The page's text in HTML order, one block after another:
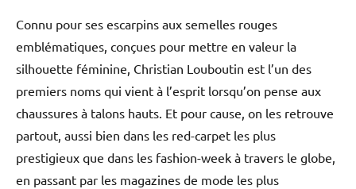
Connu pour ses escarpins aux semelles rouges
emblématiques, conçues pour mettre en valeur la
silhouette féminine, Christian Louboutin est l’un des
premiers noms qui vient à l’esprit lorsqu’on pense aux
chaussures à talons hauts. Et pour cause, on les retrouve
partout, aussi bien dans les red-carpet les plus
prestigieux que dans les fashion-week à travers le globe,
en passant par les magazines de mode les plus